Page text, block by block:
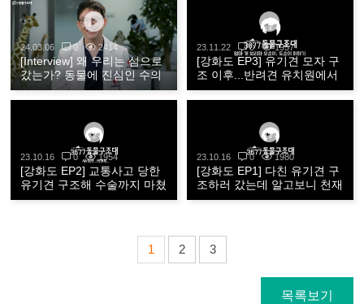
24.03.06 0 2414
[Interview] 왜 우리는 섬으로
갔는가? 동물에 진심인 수의
사들과 동물구호활동가로 구
성된 3677동물구조대원들이
23.11.22 0 1957
[강화도 EP3] 유기견 모자 구
조 이후...반려견 유치원에서
핵인싸 된 엄마 보리! 그리고
보리를 보살피던 동물병원 간
23.10.16 0 1954
[강화도 EP2] 교통사고 당한
유기견 구조해 수술까지 마쳤
는데 목줄 끊고 달아난 크림
23.10.16 0 1980
[강화도 EP1] 다친 유기견 구
조하러 갔는데 알고보니 천재
견 보리? 강화도에서 천재견
1 2 3
목록보기